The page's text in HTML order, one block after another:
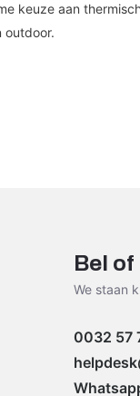
keuze aan
outdoor.
Snelle levering,
Bel
We staan
0032 57